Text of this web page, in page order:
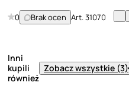
0 Brak ocen Art.31070
Inni
kupili
również
Zobacz wszystkie (3)